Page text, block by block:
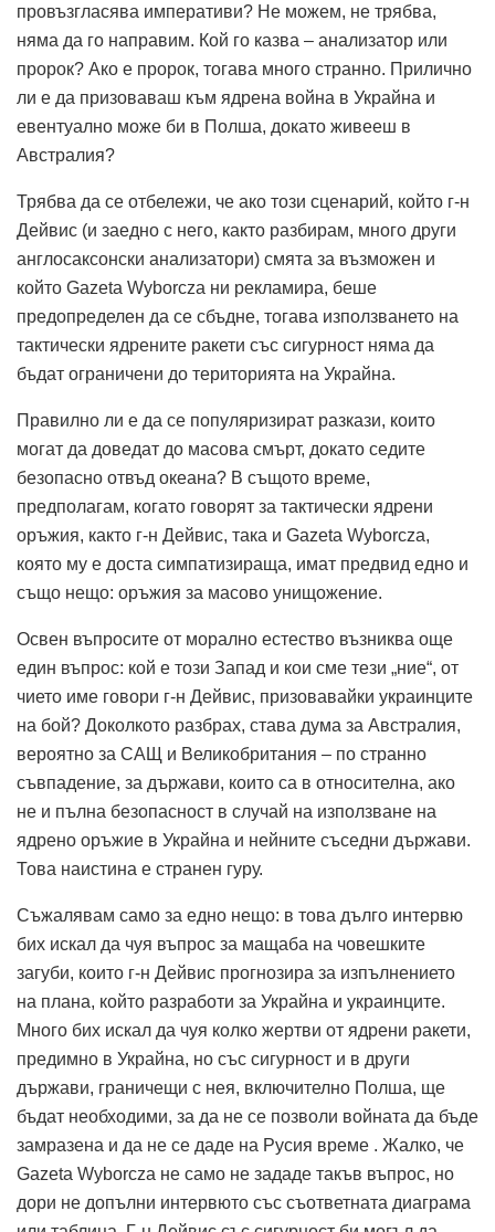
провъзгласява императиви? Не можем, не трябва,
няма да го направим. Кой го казва – анализатор или
пророк? Ако е пророк, тогава много странно. Прилично
ли е да призоваваш към ядрена война в Украйна и
евентуално може би в Полша, докато живееш в
Австралия?
Трябва да се отбележи, че ако този сценарий, който г-н
Дейвис (и заедно с него, както разбирам, много други
англосаксонски анализатори) смята за възможен и
който Gazeta Wyborcza ни рекламира, беше
предопределен да се сбъдне, тогава използването на
тактически ядрените ракети със сигурност няма да
бъдат ограничени до територията на Украйна.
Правилно ли е да се популяризират разкази, които
могат да доведат до масова смърт, докато седите
безопасно отвъд океана? В същото време,
предполагам, когато говорят за тактически ядрени
оръжия, както г-н Дейвис, така и Gazeta Wyborcza,
която му е доста симпатизираща, имат предвид едно и
също нещо: оръжия за масово унищожение.
Освен въпросите от морално естество възниква още
един въпрос: кой е този Запад и кои сме тези „ние“, от
чието име говори г-н Дейвис, призовавайки украинците
на бой? Доколкото разбрах, става дума за Австралия,
вероятно за САЩ и Великобритания – по странно
съвпадение, за държави, които са в относителна, ако
не и пълна безопасност в случай на използване на
ядрено оръжие в Украйна и нейните съседни държави.
Това наистина е странен гуру.
Съжалявам само за едно нещо: в това дълго интервю
бих искал да чуя въпрос за мащаба на човешките
загуби, които г-н Дейвис прогнозира за изпълнението
на плана, който разработи за Украйна и украинците.
Много бих искал да чуя колко жертви от ядрени ракети,
предимно в Украйна, но със сигурност и в други
държави, граничещи с нея, включително Полша, ще
бъдат необходими, за да не се позволи войната да бъде
замразена и да не се даде на Русия време . Жалко, че
Gazeta Wyborcza не само не зададе такъв въпрос, но
дори не допълни интервюто със съответната диаграма